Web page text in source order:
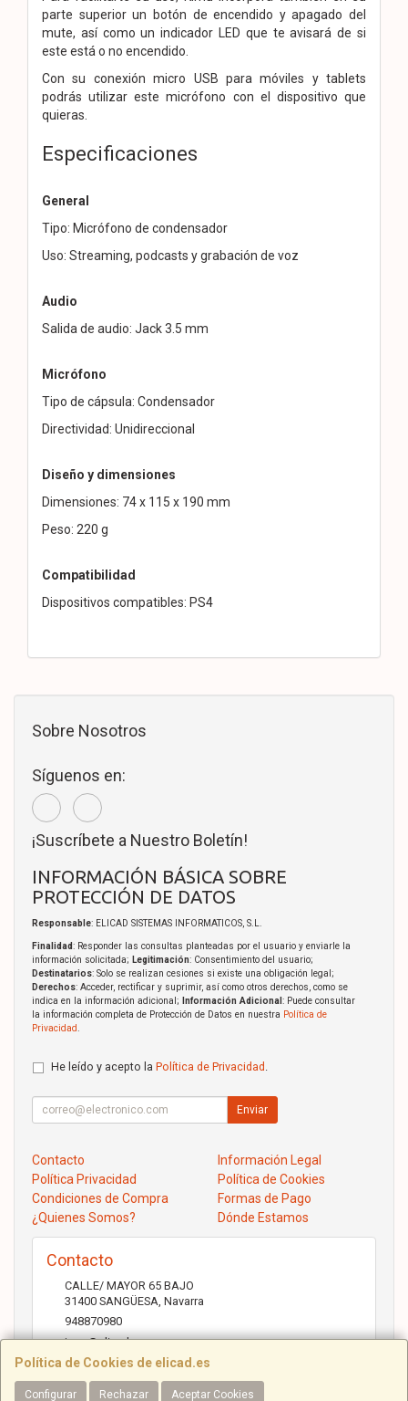
parte superior un botón de encendido y apagado del
mute, así como un indicador LED que te avisará de si
este está o no encendido.
Con su conexión micro USB para móviles y tablets
podrás utilizar este micrófono con el dispositivo que
quieras.
Especificaciones
General
Tipo: Micrófono de condensador
Uso: Streaming, podcasts y grabación de voz
Audio
Salida de audio: Jack 3.5 mm
Micrófono
Tipo de cápsula: Condensador
Directividad: Unidireccional
Diseño y dimensiones
Dimensiones: 74 x 115 x 190 mm
Peso: 220 g
Compatibilidad
Dispositivos compatibles: PS4
Política de Cookies de elicad.es
Configurar Rechazar Aceptar Cookies
Sobre Nosotros
Síguenos en:
¡Suscríbete a Nuestro Boletín!
INFORMACIÓN BÁSICA SOBRE
PROTECCIÓN DE DATOS
Responsable: ELICAD SISTEMAS INFORMATICOS, S.L.
Finalidad: Responder las consultas planteadas por el usuario y enviarle la
información solicitada; Legitimación: Consentimiento del usuario;
Destinatarios: Solo se realizan cesiones si existe una obligación legal;
Derechos: Acceder, rectificar y suprimir, así como otros derechos, como se
indica en la información adicional;
Información Adicional : Puede consultar
la información completa de Protección de Datos en nuestra Política de
Privacidad
He leído y acepto la Política de Privacidad
Enviar
Contacto
Información Legal
Política Privacidad
Política de Cookies
Condiciones de Compra
Formas de Pago
¿Quienes Somos?
Dónde Estamos
Contacto
CALLE/ MAYOR 65 BAJO
31400 SANGÜESA Navarra
948870980
jose@elicad.com